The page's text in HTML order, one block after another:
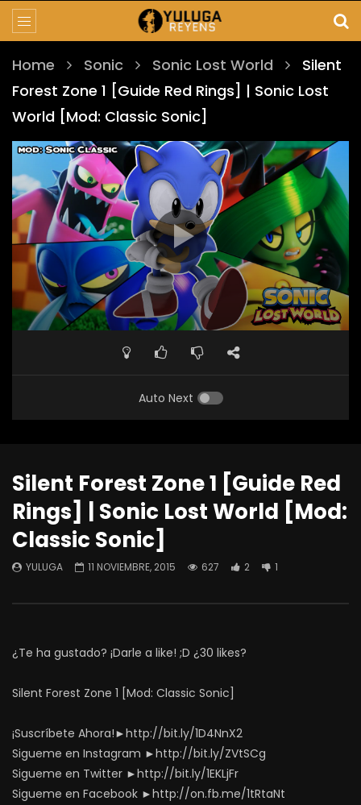
Home Sonic Sonic Lost World
Silent
Forest Zone 1 [Guide Red Rings] | Sonic Lost
World [Mod: Classic Sonic]
Auto Next
Silent Forest Zone 1 [Guide Red
Rings] | Sonic Lost World [Mod:
Classic Sonic]
YULUGA 11 NOVIEMBRE, 2015 627 2 1
¿Te ha gustado? ¡Darle a like! ;D ¿30 likes?
Silent Forest Zone 1 [Mod: Classic Sonic]
¡Suscríbete Ahora!►http://bit.ly/1D4NnX2
Sigueme en Instagram ►http://bit.ly/ZVtSCg
Sigueme en Twitter ►http://bit.ly/1EKLjFr
Sigueme en Facebook ►http://on.fb.me/1tRtaNt